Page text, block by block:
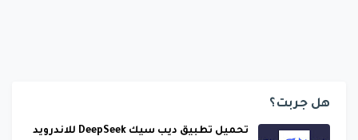
هل جربت؟
تحميل تطبيق ديب سيك DeepSeek للاندرويد